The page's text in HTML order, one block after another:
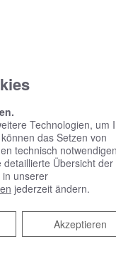
Technologien, um
das Setzen von
technisch notwendigen
Übersicht der
in unserer
jederzeit ändern.
Akzeptieren